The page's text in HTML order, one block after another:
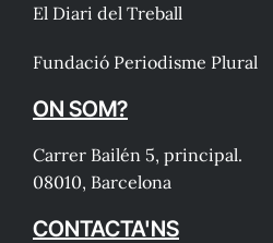
El Diari del Treball
Fundació Periodisme Plural
ON SOM?
Carrer Bailén 5, principal.
08010, Barcelona
CONTACTA'NS